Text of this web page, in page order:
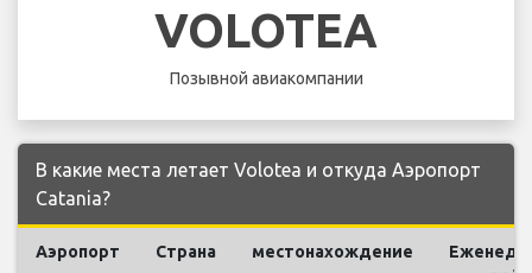
VOLOTEA
Позывной авиакомпании
В какие места летает Volotea и откуда Аэропорт
Catania?
Аэропорт Страна местонахождение